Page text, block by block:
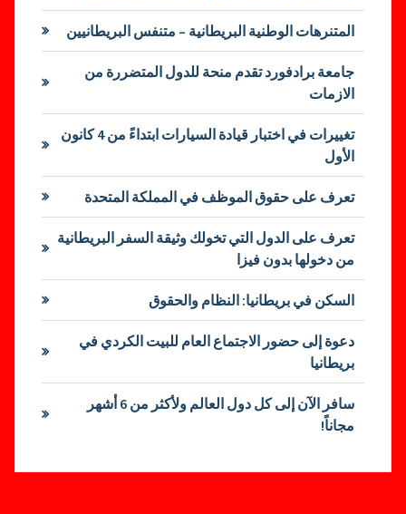
المتنرهات الوطنية البريطانية – متنفس البريطانيين
جامعة برادفورد تقدم منحة للدول المتضررة من
الازمات
تغييرات في اختبار قيادة السيارات ابتداءً من 4 كانون
الأول
تعرف على حقوق الموظف في المملكة المتحدة
تعرف على الدول التي تخولك وثيقة السفر البريطانية
من دخولها بدون فيزا
السكن في بريطانيا: النظام والحقوق
دعوة إلى حضور الاجتماع العام للبيت الكردي في
بريطانيا
سافر الآن إلى كل دول العالم ولأكثر من 6 أشهر
مجاناً!